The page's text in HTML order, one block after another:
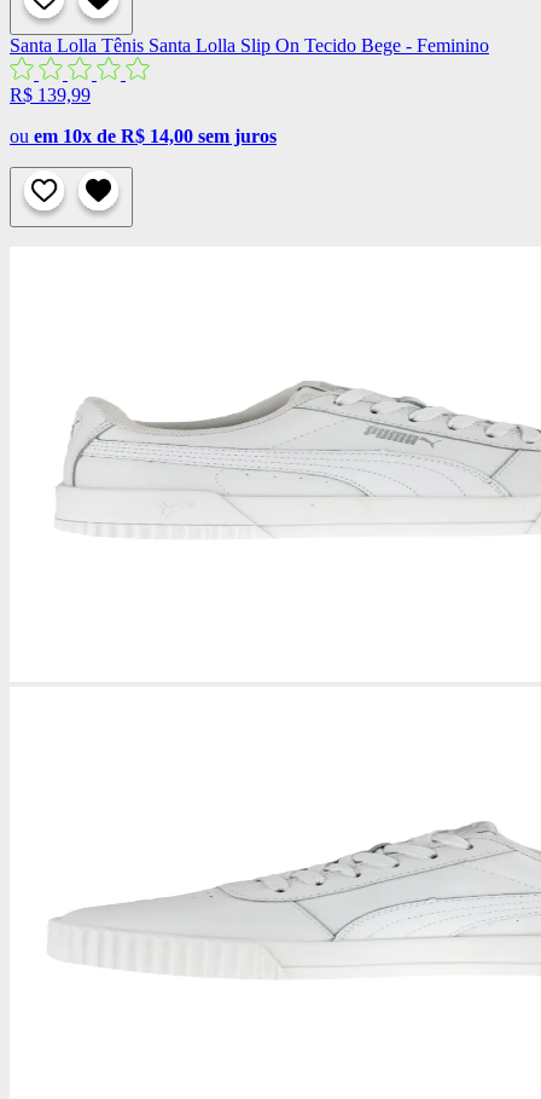
Santa Lolla Tênis Santa Lolla Slip On Tecido Bege - Feminino
R$ 139,99
ou em 10x de R$ 14,00 sem juros